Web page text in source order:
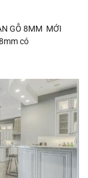
GỖ 8MM MỚI
có